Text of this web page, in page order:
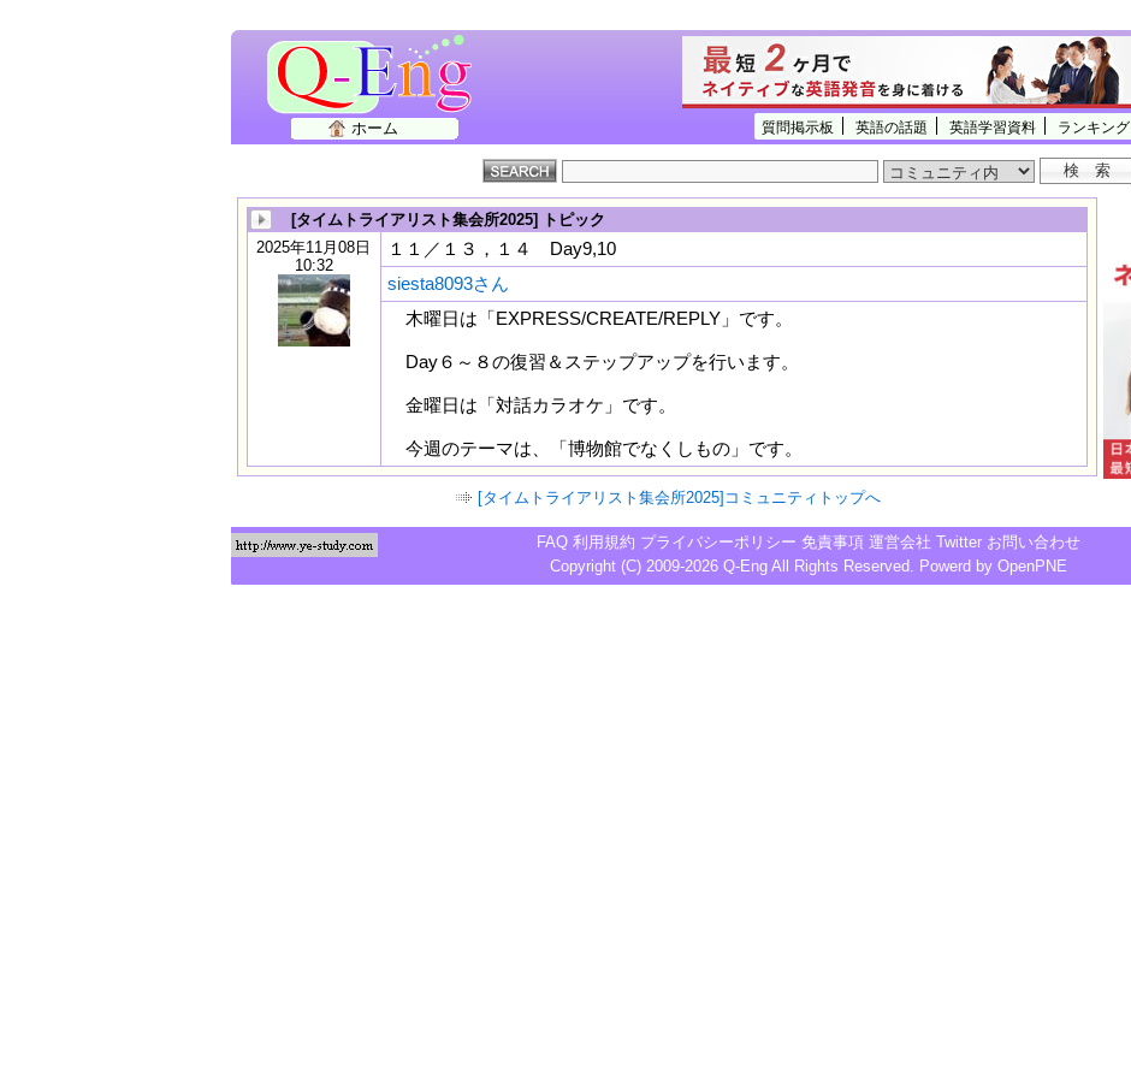
質問掲示板 英語の話題 英語学習資料 ランキング
ホーム
[タイムトライアリスト集会所2025] トピック
2025年11月08日
10:32
１１／１３，１４ Day9,10
siesta8093さん
木曜日は「EXPRESS/CREATE/REPLY」です。
Day６～８の復習＆ステップアップを行います。
金曜日は「対話カラオケ」です。
今週のテーマは、「博物館でなくしもの」です。
[タイムトライアリスト集会所2025]コミュニティトップへ
FAQ 利用規約 プライバシーポリシー 免責事項 運営会社 Twitter お問い合わせ
Copyright (C) 2009-2026 Q-Eng All Rights Reserved. Powerd by OpenPNE